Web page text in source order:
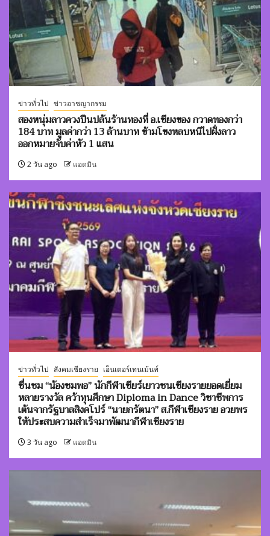
ข่าวทั่วไป ข่าวอาชญากรรม
สองหนุ่มลาวควงปืนปล้นร้านทองที่ อ.เชียงของ กวาดทองกว่า
184 บาท มูลค่ากว่า 13 ล้านบาท ข้ามโขงหลบหนีไปฝั่งลาว
ออกหมายจับค่าหัว 1 แสน
2 วัน ago แอดมิน
ข่าวทั่วไป สังคมเชียงราย เอ็นเตอร์เทนเม้นท์
ชื่นชม “น้องชมพอ” นักกีฬาเชียร์เยาวชนเชียงรายยอดเยี่ยม
หลายรางวัล คว้าทุนศึกษา Diploma in Dance วิชาชีพการ
เต้นจากรัฐบาลสิงคโปร์ “นายกรัตนา” ส.กีฬาเชียงราย อวยพร
ให้ประสบความสำเร็จมาพัฒนากีฬาเชียงราย
3 วัน ago แอดมิน